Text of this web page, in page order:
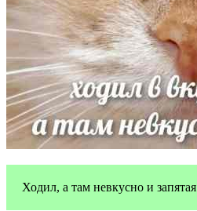
Ходил, а там невкусно и запятая